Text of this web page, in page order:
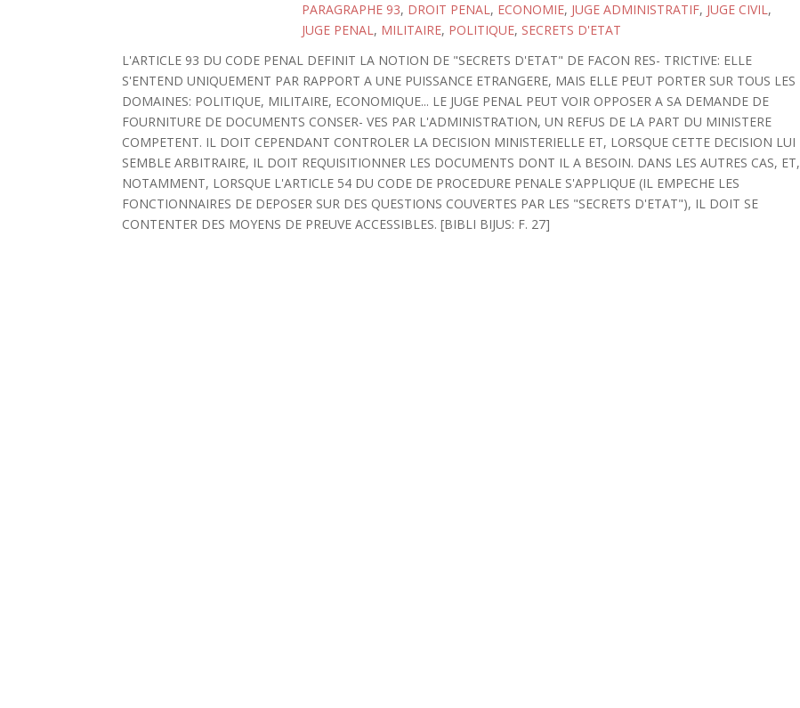
PARAGRAPHE 93, DROIT PENAL, ECONOMIE, JUGE ADMINISTRATIF, JUGE CIVIL,
JUGE PENAL, MILITAIRE, POLITIQUE, SECRETS D'ETAT
L'ARTICLE 93 DU CODE PENAL DEFINIT LA NOTION DE "SECRETS D'ETAT" DE FACON RES- TRICTIVE: ELLE
S'ENTEND UNIQUEMENT PAR RAPPORT A UNE PUISSANCE ETRANGERE, MAIS ELLE PEUT PORTER SUR TOUS LES
DOMAINES: POLITIQUE, MILITAIRE, ECONOMIQUE... LE JUGE PENAL PEUT VOIR OPPOSER A SA DEMANDE DE
FOURNITURE DE DOCUMENTS CONSER- VES PAR L'ADMINISTRATION, UN REFUS DE LA PART DU MINISTERE
COMPETENT. IL DOIT CEPENDANT CONTROLER LA DECISION MINISTERIELLE ET, LORSQUE CETTE DECISION LUI
SEMBLE ARBITRAIRE, IL DOIT REQUISITIONNER LES DOCUMENTS DONT IL A BESOIN. DANS LES AUTRES CAS, ET,
NOTAMMENT, LORSQUE L'ARTICLE 54 DU CODE DE PROCEDURE PENALE S'APPLIQUE (IL EMPECHE LES
FONCTIONNAIRES DE DEPOSER SUR DES QUESTIONS COUVERTES PAR LES "SECRETS D'ETAT"), IL DOIT SE
CONTENTER DES MOYENS DE PREUVE ACCESSIBLES. [BIBLI BIJUS: F. 27]